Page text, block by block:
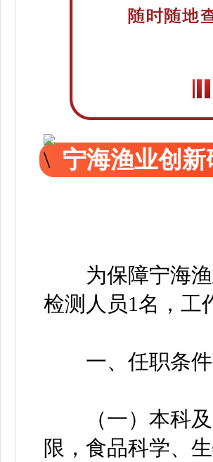
宁海渔业创
为保障宁海渔
检测人员1名，工
一、任职条件
（一）本科及
限，食品科学、